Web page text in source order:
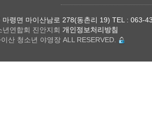
마령면 마이산남로 278(동촌리 19) TEL : 063-
연합회 진안지회 개인정보처리방침
산 청소년 야영장 ALL RESERVED.